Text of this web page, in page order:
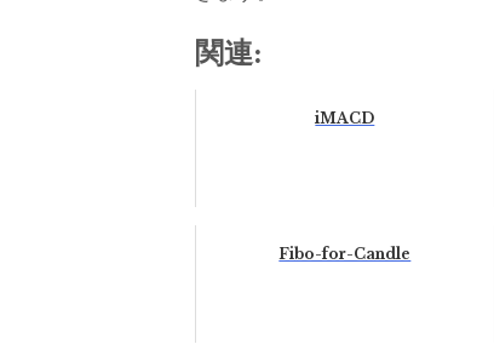
関連:
iMACD
Fibo-for-Candle